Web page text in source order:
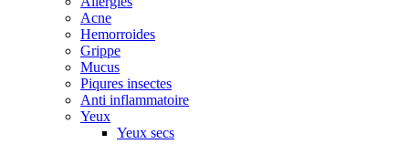
Acne
Hemorroides
Grippe
Mucus
Piqures insectes
Anti inflammatoire
Yeux
Yeux secs